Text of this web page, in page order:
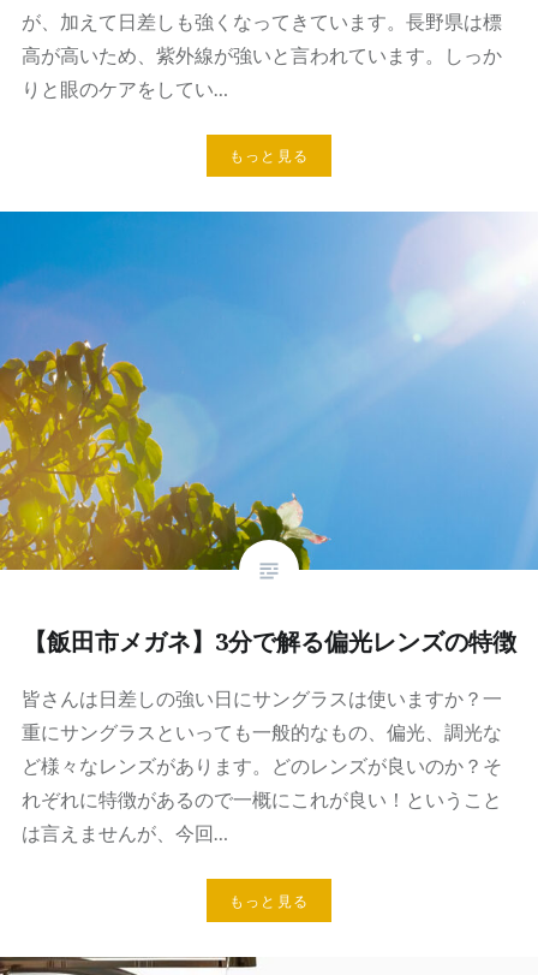
が、加えて日差しも強くなってきています。長野県は標
高が高いため、紫外線が強いと言われています。しっか
りと眼のケアをしてい…
もっと見る
【飯田市メガネ】3分で解る偏光レンズの特徴
皆さんは日差しの強い日にサングラスは使いますか？一
重にサングラスといっても一般的なもの、偏光、調光な
ど様々なレンズがあります。どのレンズが良いのか？そ
れぞれに特徴があるので一概にこれが良い！ということ
は言えませんが、今回…
もっと見る